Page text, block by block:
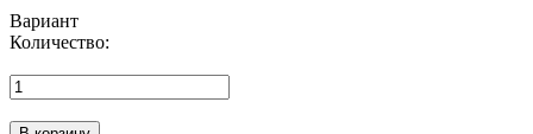
Вариант
Количество: